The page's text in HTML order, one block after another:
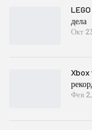
дела
Окт
Xbox
Фев